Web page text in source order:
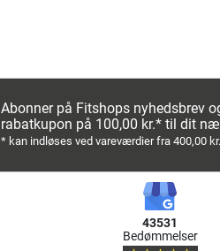
Abonner på Fitshops nyhedsbrev
rabatkupon på 100,00 kr.* til dit
* kan indløses ved vareværdier fra 400,00 kr.
43531
Bedømmelser